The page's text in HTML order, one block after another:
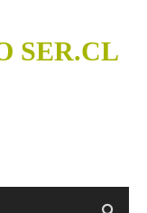
SER.CL